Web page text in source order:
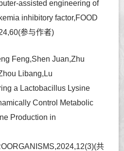
assisted engineering of
inhibitory factor,FOOD
参与作者)
Feng,Shen Juan,Zhu
Libang,Lu
a Lactobacillus Lysine
Control Metabolic
Production in
共